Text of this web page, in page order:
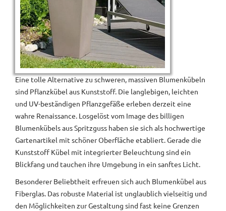
Eine tolle Alternative zu schweren, massiven Blumenkübeln
sind Pflanzkübel aus Kunststoff. Die langlebigen, leichten
und UV-beständigen Pflanzgefäße erleben derzeit eine
wahre Renaissance. Losgelöst vom Image des billigen
Blumenkübels aus Spritzguss haben sie sich als hochwertige
Gartenartikel mit schöner Oberfläche etabliert. Gerade die
Kunststoff Kübel mit integrierter Beleuchtung sind ein
Blickfang und tauchen ihre Umgebung in ein sanftes Licht.
Besonderer Beliebtheit erfreuen sich auch Blumenkübel aus
Fiberglas. Das robuste Material ist unglaublich vielseitig und
den Möglichkeiten zur Gestaltung sind fast keine Grenzen